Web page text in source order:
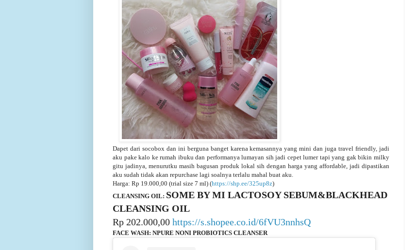
Dapet dari socobox dan ini berguna banget karena kemasannya yang mini dan juga travel friendly, jadi
aku pake kalo ke rumah ibuku dan performanya lumayan sih jadi cepet lumer tapi yang gak bikin milky
gitu jadinya, menurutku masih bagusan produk lokal sih dengan harga yang affordable, jadi dipastikan
aku sudah tidak akan repurchase lagi soalnya terlalu mahal buat aku.
Harga: Rp 19.000,00 (trial size 7 ml) (https://shp.ee/325up8z)
CLEANSING OIL: SOME BY MI LACTOSOY SEBUM&BLACKHEAD
CLEANSING OIL
Rp 202.000,00 https://s.shopee.co.id/6fVU3nnhsQ
FACE WASH: NPURE NONI PROBIOTICS CLEANSER